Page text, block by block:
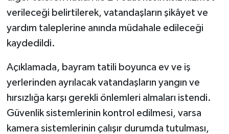
verileceği belirtilerek, vatandaşların şikâyet ve
yardım taleplerine anında müdahale edileceği
kaydedildi.
Açıklamada, bayram tatili boyunca ev ve iş
yerlerinden ayrılacak vatandaşların yangın ve
hırsızlığa karşı gerekli önlemleri almaları istendi.
Güvenlik sistemlerinin kontrol edilmesi, varsa
kamera sistemlerinin çalışır durumda tutulması,